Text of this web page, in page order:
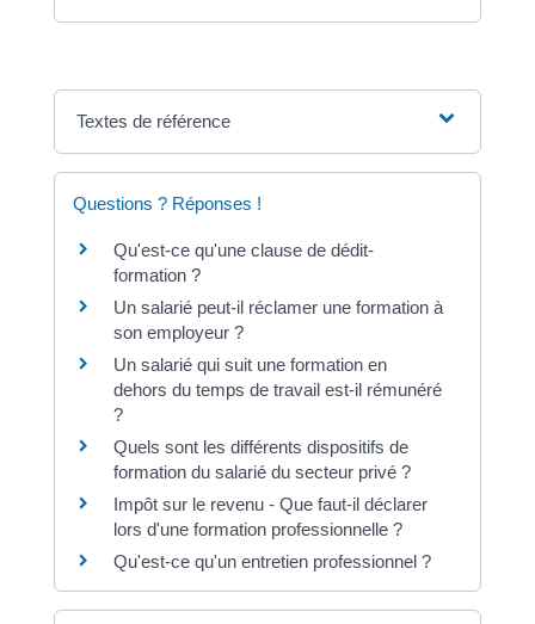
Textes de référence
Questions ? Réponses !
Qu'est-ce qu'une clause de dédit-
formation ?
Un salarié peut-il réclamer une formation à
son employeur ?
Un salarié qui suit une formation en
dehors du temps de travail est-il rémunéré
?
Quels sont les différents dispositifs de
formation du salarié du secteur privé ?
Impôt sur le revenu - Que faut-il déclarer
lors d'une formation professionnelle ?
Qu'est-ce qu'un entretien professionnel ?